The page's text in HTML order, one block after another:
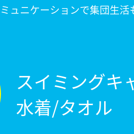
ュニケーションで集団生活
スイミングキ
水着/タオル